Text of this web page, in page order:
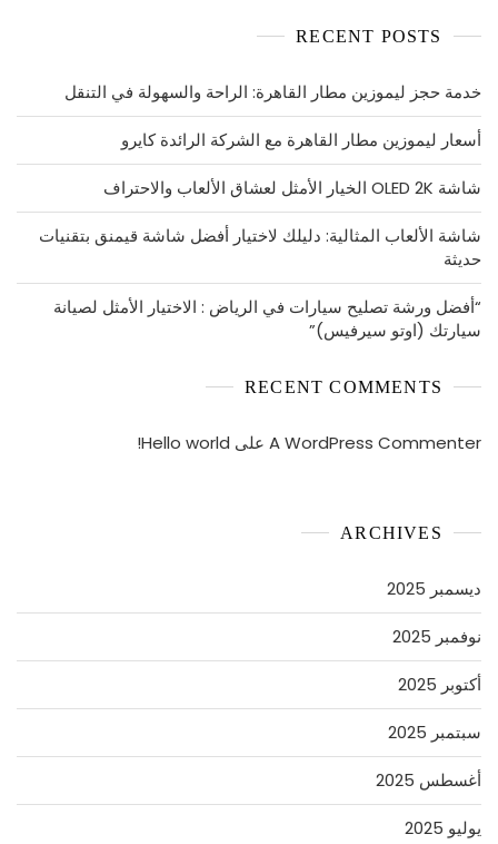
RECENT POSTS
خدمة حجز ليموزين مطار القاهرة: الراحة والسهولة في التنقل
أسعار ليموزين مطار القاهرة مع الشركة الرائدة كايرو
شاشة OLED 2K الخيار الأمثل لعشاق الألعاب والاحتراف
شاشة الألعاب المثالية: دليلك لاختيار أفضل شاشة قيمنق بتقنيات
حديثة
“أفضل ورشة تصليح سيارات في الرياض : الاختيار الأمثل لصيانة
سيارتك (اوتو سيرفيس)”
RECENT COMMENTS
A WordPress Commenter على Hello world!
ARCHIVES
ديسمبر 2025
نوفمبر 2025
أكتوبر 2025
سبتمبر 2025
أغسطس 2025
يوليو 2025